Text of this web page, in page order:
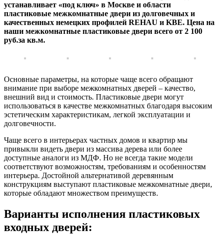
устанавливает «под ключ» в Москве и области
пластиковые межкомнатные двери из долговечных и
качественных немецких профилей REHAU и KBE. Цена на
наши межкомнатные пластиковые двери всего от 2 100
руб.за кв.м.
Основные параметры, на которые чаще всего обращают
внимание при выборе межкомнатных дверей – качество,
внешний вид и стоимость. Пластиковые двери могут
использоваться в качестве межкомнатных благодаря высоким
эстетическим характеристикам, легкой эксплуатации и
долговечности.
Чаще всего в интерьерах частных домов и квартир мы
привыкли видеть двери из массива дерева или более
доступные аналоги из МДФ. Но не всегда такие модели
соответствуют возможностям, требованиям и особенностям
интерьера. Достойной альтернативой деревянным
конструкциям выступают пластиковые межкомнатные двери,
которые обладают множеством преимуществ.
Варианты исполнения пластиковых
входных дверей: